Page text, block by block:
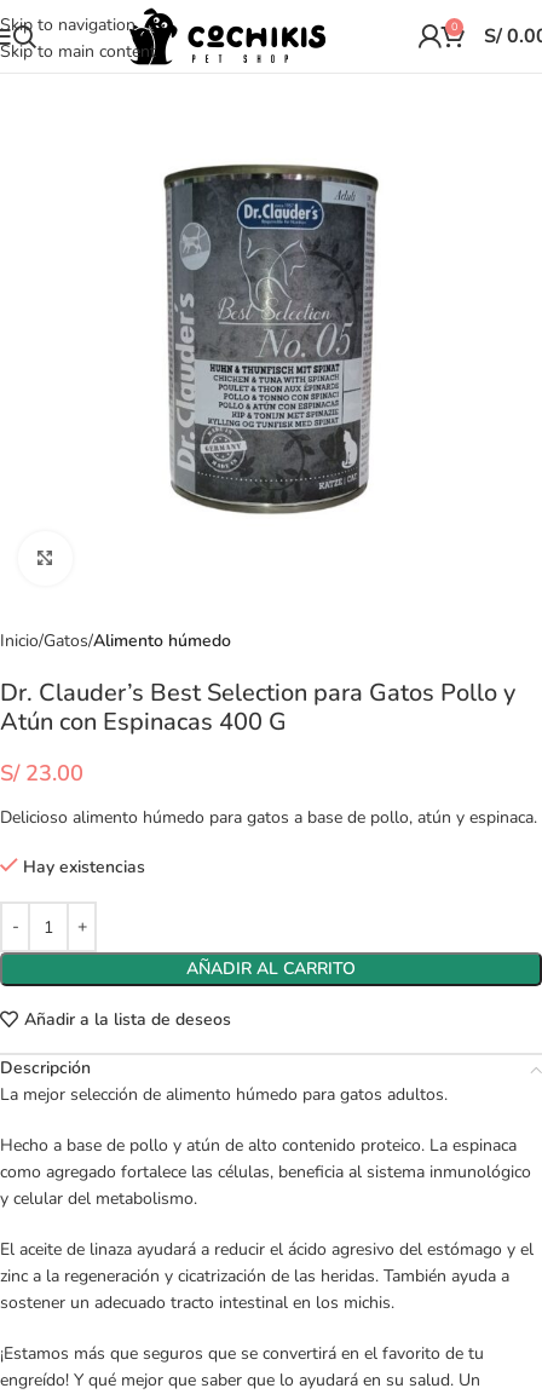
Skip to navigation
Skip to main content
0 S/
Inicio Gatos Alimento húmedo
Dr. Clauder’s Best Selection para Gatos Pollo y
Atún con Espinacas 400 G
S/23.00
Delicioso alimento húmedo para gatos a base de pollo, atún y espinaca.
Hay existencias
AÑADIR AL CARRITO
Añadir a la lista de deseos
Descripción
La mejor selección de alimento húmedo para gatos adultos.
Hecho a base de pollo y atún de alto contenido proteico. La espinaca
como agregado fortalece las células, beneficia al sistema inmunológico
y celular del metabolismo.
El aceite de linaza ayudará a reducir el ácido agresivo del estómago y el
zinc a la regeneración y cicatrización de las heridas. También ayuda a
sostener un adecuado tracto intestinal en los michis.
¡Estamos más que seguros que se convertirá en el favorito de tu
engreído! Y qué mejor que saber que lo ayudará en su salud. Un